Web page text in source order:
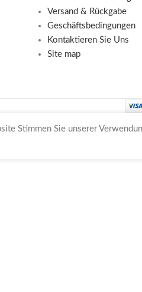
Versand & Rückgabe
Geschäftsbedingungen
Kontaktieren Sie Uns
Site map
Stimmen Sie unserer